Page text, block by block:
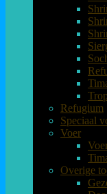
Refugium
Speciaal
Voer
Overige